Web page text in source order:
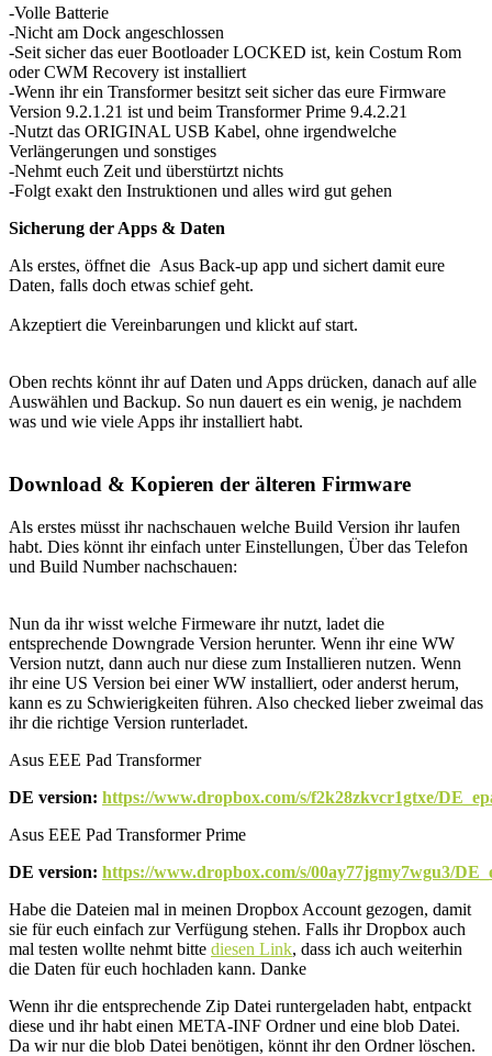
-Volle Batterie
-Nicht am Dock angeschlossen
-Seit sicher das euer Bootloader LOCKED ist, kein Costum Rom
oder CWM Recovery ist installiert
-Wenn ihr ein Transformer besitzt seit sicher das eure Firmware
Version 9.2.1.21 ist und beim Transformer Prime 9.4.2.21
-Nutzt das ORIGINAL USB Kabel, ohne irgendwelche
Verlängerungen und sonstiges
-Nehmt euch Zeit und überstürtzt nichts
-Folgt exakt den Instruktionen und alles wird gut gehen
Sicherung der Apps & Daten
Als erstes, öffnet die Asus Back-up app und sichert damit eure
Daten, falls doch etwas schief geht.
Akzeptiert die Vereinbarungen und klickt auf start.
Oben rechts könnt ihr auf Daten und Apps drücken, danach auf alle
Auswählen und Backup. So nun dauert es ein wenig, je nachdem
was und wie viele Apps ihr installiert habt.
Download & Kopieren der älteren Firmware
Als erstes müsst ihr nachschauen welche Build Version ihr laufen
habt. Dies könnt ihr einfach unter Einstellungen, Über das Telefon
und Build Number nachschauen:
Nun da ihr wisst welche Firmeware ihr nutzt, ladet die
entsprechende Downgrade Version herunter. Wenn ihr eine WW
Version nutzt, dann auch nur diese zum Installieren nutzen. Wenn
ihr eine US Version bei einer WW installiert, oder anderst herum,
kann es zu Schwierigkeiten führen. Also checked lieber zweimal das
ihr die richtige Version runterladet.
Asus EEE Pad Transformer
DE version: https://www.dropbox.com/s/f2k28zkvcr1gtxe/
Asus EEE Pad Transformer Prime
DE version: https://www.dropbox.com/s/00ay77jgmy7wgu3/
Habe die Dateien mal in meinen Dropbox Account gezogen, damit
sie für euch einfach zur Verfügung stehen. Falls ihr Dropbox auch
mal testen wollte nehmt bitte diesen Link, dass ich auch weiterhin
die Daten für euch hochladen kann. Danke
Wenn ihr die entsprechende Zip Datei runtergeladen habt, entpackt
diese und ihr habt einen META-INF Ordner und eine blob Datei.
Da wir nur die blob Datei benötigen, könnt ihr den Ordner löschen.